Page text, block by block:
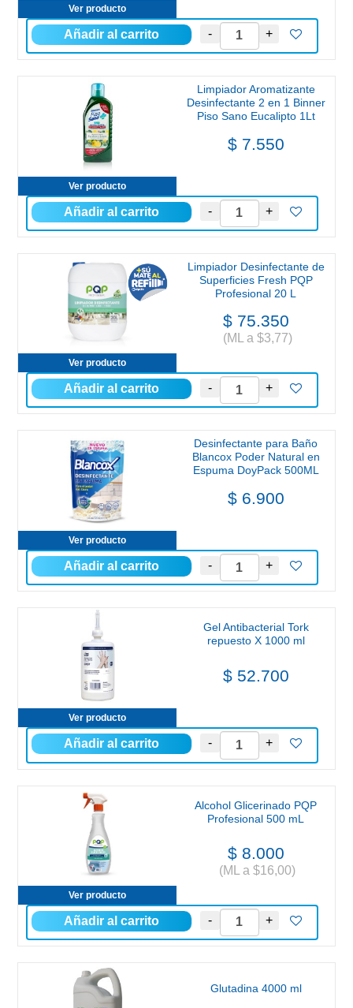
Ver producto
Ver producto
Limpiador Aromatizante
Desinfectante 2 en 1 Binner
Piso Sano Eucalipto 1Lt
$ 7.550
Ver producto
Limpiador Desinfectante de
Superficies Fresh PQP
Profesional 20 L
$ 75.350
(ML a $3,77)
Ver producto
Desinfectante para Baño
Blancox Poder Natural en
Espuma DoyPack 500ML
$ 6.900
Ver producto
Gel Antibacterial Tork
repuesto X 1000 ml
$ 52.700
Ver producto
Alcohol Glicerinado PQP
Profesional 500 mL
$ 8.000
(ML a $16,00)
Glutadina 4000 ml